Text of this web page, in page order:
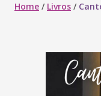
Home / Livros /